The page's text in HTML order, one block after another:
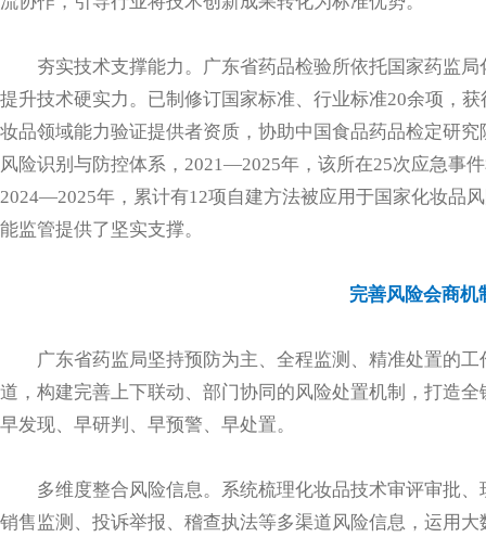
夯实技术支撑能力。广东省药品检验所依托国家药监
提升技术硬实力。已制修订国家标准、行业标准20余项，
妆品领域能力验证提供者资质，协助中国食品药品检定研
风险识别与防控体系，2021—2025年，该所在25次应急事
2024—2025年，累计有12项自建方法被应用于国家化妆品
能监管提供了坚实支撑。
完善风险会商机
广东省药监局坚持预防为主、全程监测、精准处置的
道，构建完善上下联动、部门协同的风险处置机制，打造
早发现、早研判、早预警、早处置。
多维度整合风险信息。系统梳理化妆品技术审评审批
销售监测、投诉举报、稽查执法等多渠道风险信息，运用